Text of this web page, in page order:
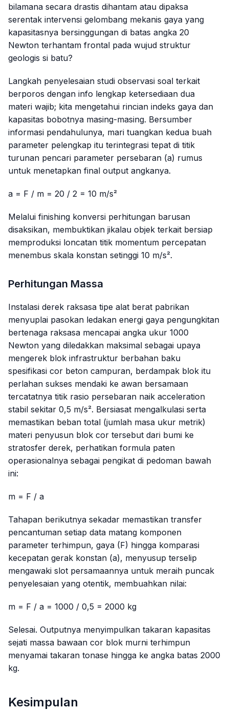
bilamana secara drastis dihantam atau dipaksa
serentak intervensi gelombang mekanis gaya yang
kapasitasnya bersinggungan di batas angka 20
Newton terhantam frontal pada wujud struktur
geologis si batu?
Langkah penyelesaian studi observasi soal terkait
berporos dengan info lengkap ketersediaan dua
materi wajib; kita mengetahui rincian indeks gaya dan
kapasitas bobotnya masing-masing. Bersumber
informasi pendahulunya, mari tuangkan kedua buah
parameter pelengkap itu terintegrasi tepat di titik
turunan pencari parameter persebaran (a) rumus
untuk menetapkan final output angkanya.
a = F / m = 20 / 2 = 10 m/s²
Melalui finishing konversi perhitungan barusan
disaksikan, membuktikan jikalau objek terkait bersiap
memproduksi loncatan titik momentum percepatan
menembus skala konstan setinggi 10 m/s².
Perhitungan Massa
Instalasi derek raksasa tipe alat berat pabrikan
menyuplai pasokan ledakan energi gaya pengungkitan
bertenaga raksasa mencapai angka ukur 1000
Newton yang diledakkan maksimal sebagai upaya
mengerek blok infrastruktur berbahan baku
spesifikasi cor beton campuran, berdampak blok itu
perlahan sukses mendaki ke awan bersamaan
tercatatnya titik rasio persebaran naik acceleration
stabil sekitar 0,5 m/s². Bersiasat mengalkulasi serta
memastikan beban total (jumlah masa ukur metrik)
materi penyusun blok cor tersebut dari bumi ke
stratosfer derek, perhatikan formula paten
operasionalnya sebagai pengikat di pedoman bawah
ini:
m = F / a
Tahapan berikutnya sekadar memastikan transfer
pencantuman setiap data matang komponen
parameter terhimpun, gaya (F) hingga komparasi
kecepatan gerak konstan (a), menyusup terselip
mengawaki slot persamaannya untuk meraih puncak
penyelesaian yang otentik, membuahkan nilai:
m = F / a = 1000 / 0,5 = 2000 kg
Selesai. Outputnya menyimpulkan takaran kapasitas
sejati massa bawaan cor blok murni terhimpun
menyamai takaran tonase hingga ke angka batas 2000
kg.
Kesimpulan